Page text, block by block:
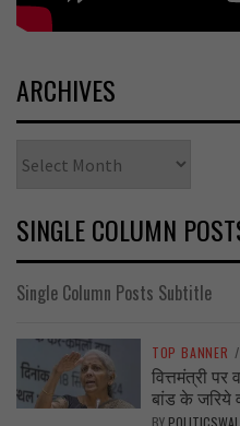
ARCHIVES
SINGLE COLUMN
Single Column Posts Subtitle
TOP BANNER /
वित्तमंत्री
बांड के जरिये